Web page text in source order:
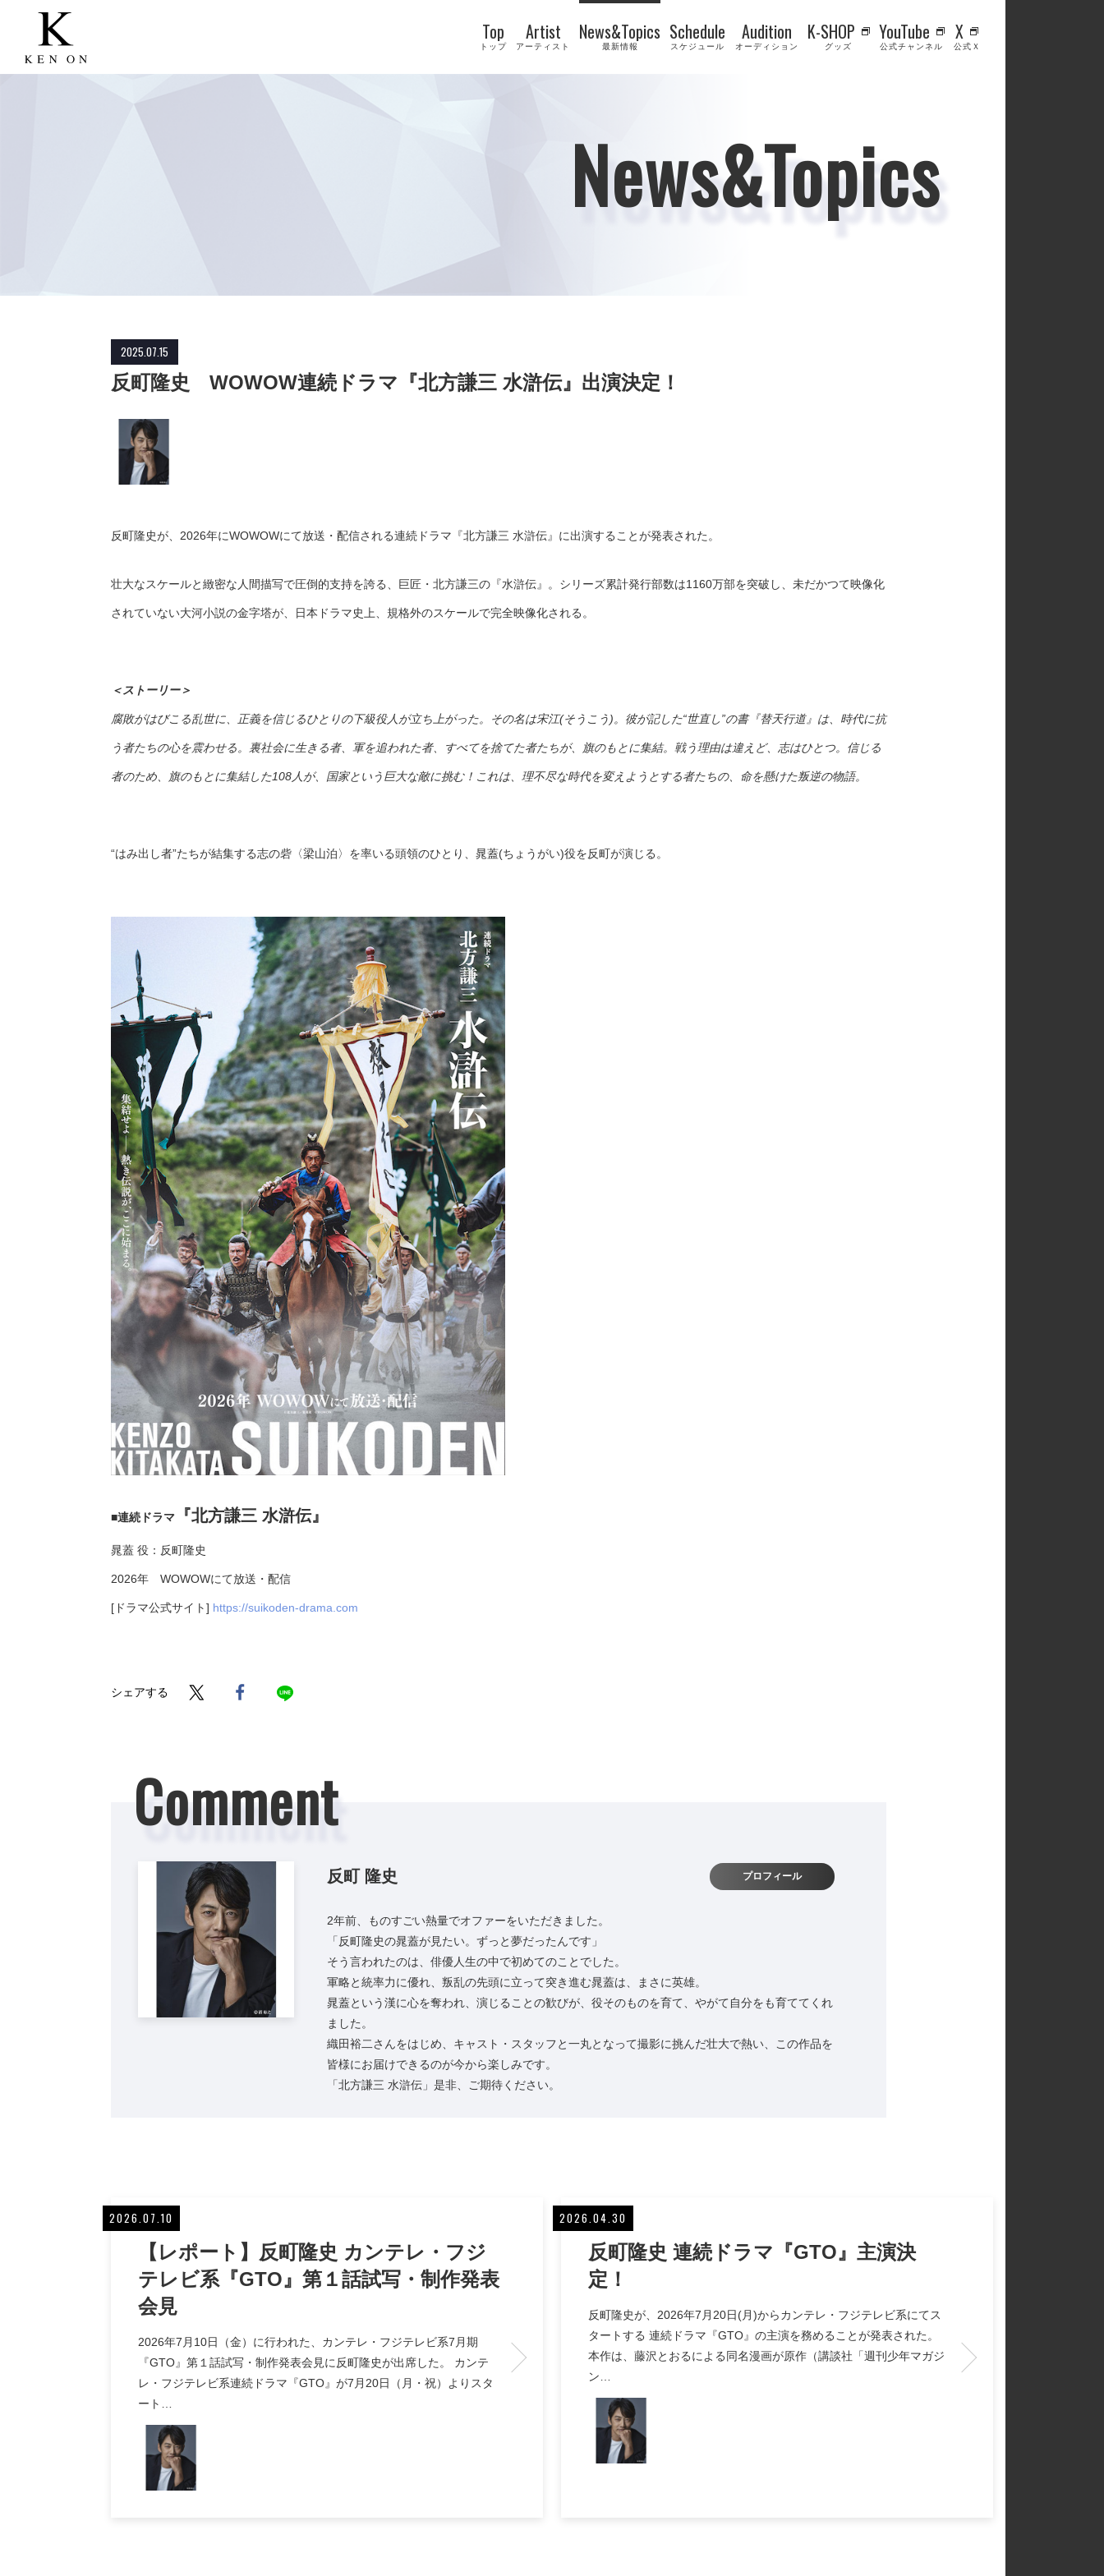
Top
トップ
Artist
アーティスト
News&Topics
最新情報
Schedule
スケジュール
Audition
オーディション
K-SHOP
グッズ
YouTube
公式チャンネル
X
公式Ｘ
News&Topics
2025.07.15
反町隆史 WOWOW連続ドラマ『北方謙三 水滸伝』出演決定！
反町隆史が、2026年にWOWOWにて放送・配信される連続ドラマ『北方謙三 水滸伝』に出演することが発表された。
壮大なスケールと緻密な人間描写で圧倒的支持を誇る、巨匠・北方謙三の『水滸伝』。シリーズ累計発行部数は1160万部を突破し、未だかつて映像化
されていない大河小説の金字塔が、日本ドラマ史上、規格外のスケールで完全映像化される。
＜ストーリー＞
腐敗がはびこる乱世に、正義を信じるひとりの下級役人が立ち上がった。その名は宋江(そうこう)。彼が記した“世直し”の書『替天行道』は、時代に抗
う者たちの心を震わせる。裏社会に生きる者、軍を追われた者、すべてを捨てた者たちが、旗のもとに集結。戦う理由は違えど、志はひとつ。信じる
者のため、旗のもとに集結した108人が、国家という巨大な敵に挑む！これは、理不尽な時代を変えようとする者たちの、命を懸けた叛逆の物語。
“はみ出し者”たちが結集する志の砦〈梁山泊〉を率いる頭領のひとり、晁蓋(ちょうがい)役を反町が演じる。
■連続ドラマ 『北方謙三 水滸伝』
晁蓋 役：反町隆史
2026年 WOWOWにて放送・配信
[ドラマ公式サイト] https://suikoden-drama.com
シェアする
Comment
反町 隆史 プロフィール
2年前、ものすごい熱量でオファーをいただきました。
「反町隆史の晁蓋が見たい。ずっと夢だったんです」
そう言われたのは、俳優人生の中で初めてのことでした。
軍略と統率力に優れ、叛乱の先頭に立って突き進む晁蓋は、まさに英雄。
晁蓋という漢に心を奪われ、演じることの歓びが、役そのものを育て、やがて自分をも育ててくれ
ました。
織田裕二さんをはじめ、キャスト・スタッフと一丸となって撮影に挑んだ壮大で熱い、この作品を
皆様にお届けできるのが今から楽しみです。
「北方謙三 水滸伝」是非、ご期待ください。
2026.07.10
【レポート】反町隆史 カンテレ・フジ
テレビ系『GTO』第１話試写・制作発表
会見
2026年7月10日（金）に行われた、カンテレ・フジテレビ系7月期
『GTO』第１話試写・制作発表会見に反町隆史が出席した。 カンテ
レ・フジテレビ系連続ドラマ『GTO』が7月20日（月・祝）よりスタ
ート…
2026.04.30
反町隆史 連続ドラマ『GTO』主演決
定！
反町隆史が、2026年7月20日(月)からカンテレ・フジテレビ系にてス
タートする 連続ドラマ『GTO』の主演を務めることが発表された。
本作は、藤沢とおるによる同名漫画が原作（講談社「週刊少年マガジ
ン…